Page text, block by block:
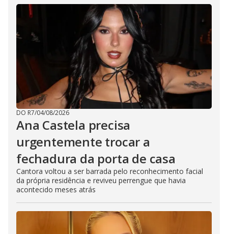
DO R7/04/08/2026
Ana Castela precisa
urgentemente trocar a
fechadura da porta de casa
Cantora voltou a ser barrada pelo reconhecimento facial
da própria residência e reviveu perrengue que havia
acontecido meses atrás